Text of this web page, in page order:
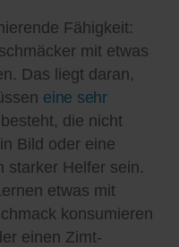
Fähigkeit:
mit etwas
Das liegt daran,
eine sehr
besteht, die nicht
Bild oder eine
starker Helfer sein.
etwas mit
konsumieren
einen Zimt-